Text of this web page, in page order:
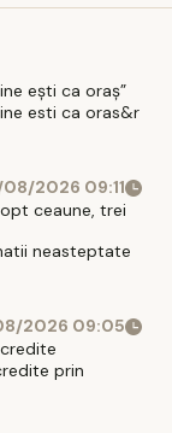
ești ca oraș”
esti ca oras&r
2026 09:11
ceaune, trei
neasteptate
2026 09:05
prin